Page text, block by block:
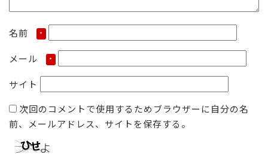
名前 *
メール *
サイト
次回のコメントで使用するためブラウザーに自分の名
前、メールアドレス、サイトを保存する。